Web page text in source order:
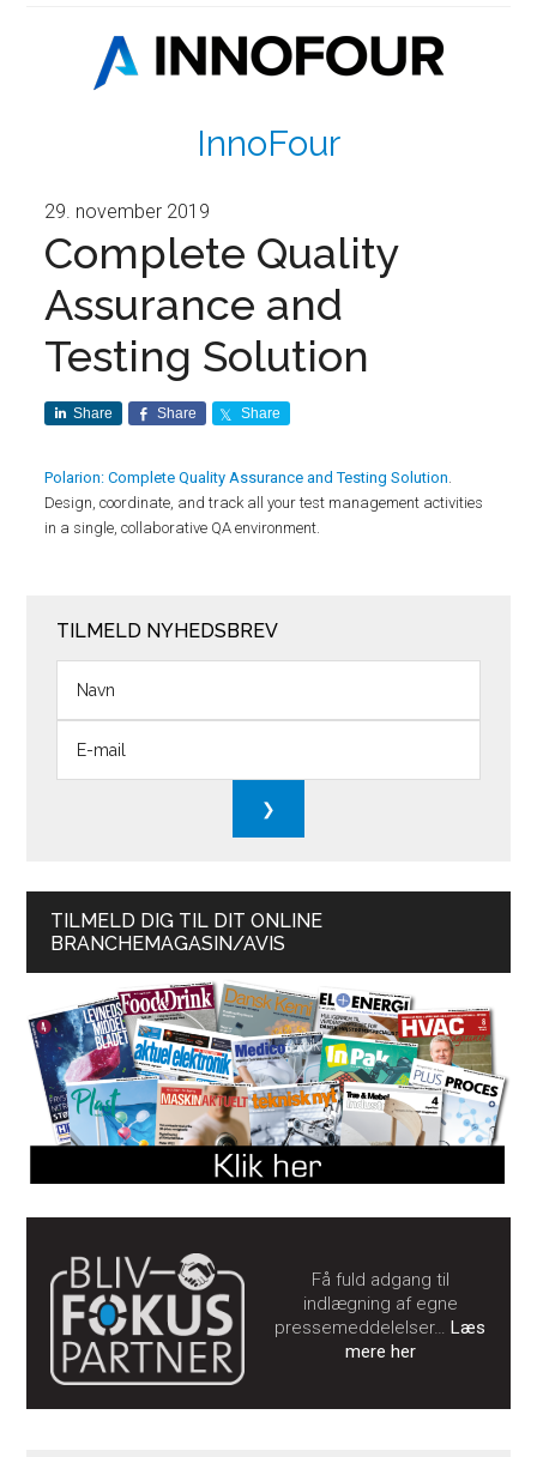
InnoFour
29. november 2019
Complete Quality
Assurance and
Testing Solution
Share Share Share
Polarion: Complete Quality Assurance and Testing Solution.
Design, coordinate, and track all your test management activities
in a single, collaborative QA environment.
TILMELD NYHEDSBREV
TILMELD DIG TIL DIT ONLINE
BRANCHEMAGASIN/AVIS
Få fuld adgang til
indlægning af egne
pressemeddelelser…Læs
mere her